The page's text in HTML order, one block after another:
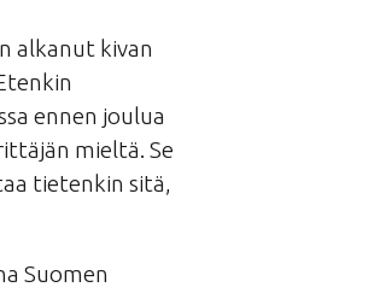
alkanut kivan
ennen joulua
mieltä. Se
tietenkin sitä,
Suomen